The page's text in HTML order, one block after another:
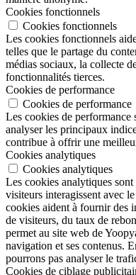
Cookies fonctionnels
Cookies fonctionnels
Les cookies fonctionnels
telles que le partage du
médias sociaux, la collecte
fonctionnalités tierces.
Cookies de performance
Cookies de performance
Les cookies de performance
analyser les principaux
contribue à offrir une
Cookies analytiques
Cookies analytiques
Les cookies analytiques
visiteurs interagissent avec
cookies aident à fournir des
de visiteurs, du taux de
permet au site web de
navigation et ses contenus.
pourrons pas analyser le
Cookies de ciblage